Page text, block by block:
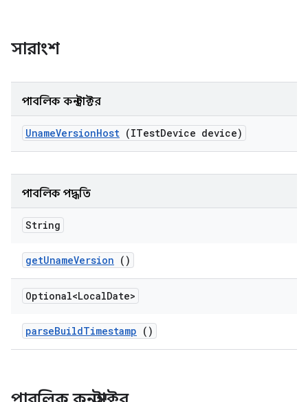
সারাংশ
পাবলিক কনস্ট্রাক্টর
UnameVersionHost (ITestDevice device)
পাবলিক পদ্ধতি
String
getUnameVersion ()
Optional<LocalDate>
parseBuildTimestamp ()